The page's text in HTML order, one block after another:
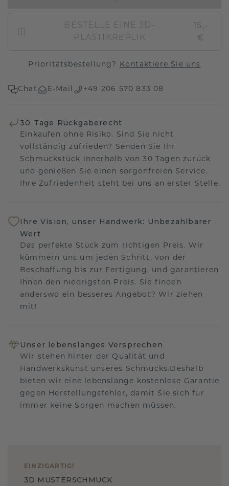
BESTELLE EINE 3D-
PLASTIKREPLIK
15,-
€
Prioritätsbestellung? Kontaktiere Sie uns
Chat E-Mail +49 206 570 833 08
30 Tage Rückgaberecht
Einkaufen ohne Risiko. Sind Sie nicht
vollständig zufrieden? Senden Sie Ihr
Schmuckstück innerhalb von 30 Tagen zurück
und genießen Sie einen sorgenfreien Service.
Ihre Zufriedenheit steht bei uns an erster Stelle.
Ihre Vision, unser Handwerk: Unbezahlbarer
Wert
Das perfekte Stück zum richtigen Preis. Wir
kümmern uns um jeden Schritt, von der
Beschaffung bis zur Fertigung, und garantieren
Ihnen den niedrigsten Preis. Sie finden
anderswo ein besseres Angebot? Wir ziehen
mit!
Unser lebenslanges Versprechen
Wir stehen hinter der Qualität und
Handwerkskunst unseres Schmucks.Deshalb
bieten wir eine lebenslange kostenlose Garantie
gegen Herstellungsfehler, damit Sie sich für
immer keine Sorgen machen müssen.
EINZIGARTIG !
3D MUSTERSCHMUCK